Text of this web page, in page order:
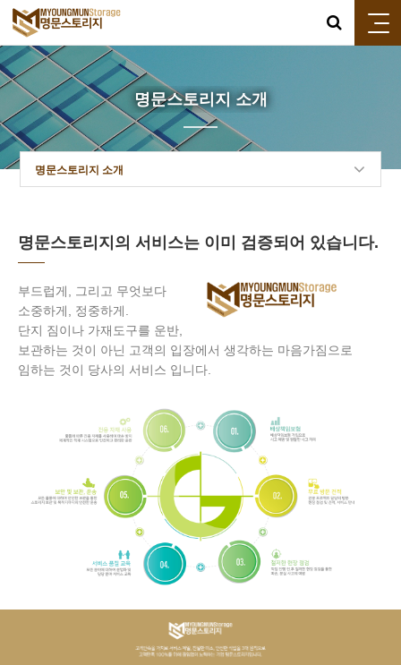
명문스토리지 소개
명문스토리지 소개
명문스토리지의 서비스는 이미 검증되어 있습니다.
부드럽게, 그리고 무엇보다
소중하게, 정중하게.
단지 짐이나 가재도구를 운반,
보관하는 것이 아닌 고객의 입장에서 생각하는 마음가짐으로
임하는 것이 당사의 서비스 입니다.